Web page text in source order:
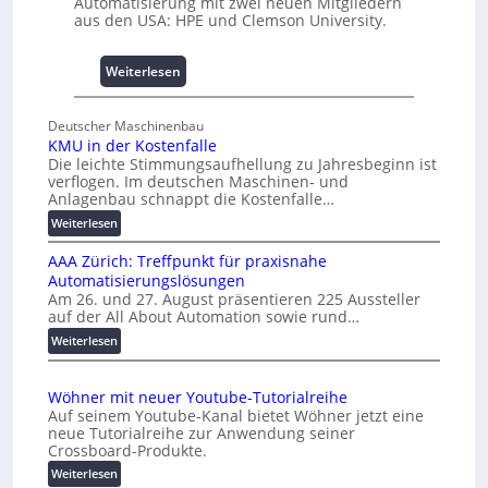
i
s
e
c
h
a
f
f
aus den USA: HPE und Clemson University.
Weiterlesen
U
i
v
e
r
l
A
u
t
m
t
i
o
Deutscher Maschinenbau
KMU in der Kostenfalle
Die leichte Stimmungsaufhellung zu Jahresbeginn ist
verflogen. Im deutschen Maschinen- und
Anlagenbau schnappt die Kostenfalle…
Weiterlesen:
K
M
U
i
n
d
e
K
o
s
t
e
AAA Zürich: Treffpunkt für praxisnahe
Automatisierungslösungen
Am 26. und 27. August präsentieren 225 Aussteller
auf der All About Automation sowie rund…
Weiterlesen:
A
A
Z
ü
r
i
Wöhner mit neuer Youtube-Tutorialreihe
Auf seinem Youtube-Kanal bietet Wöhner jetzt eine
neue Tutorialreihe zur Anwendung seiner
Crossboard-Produkte.
Weiterlesen: